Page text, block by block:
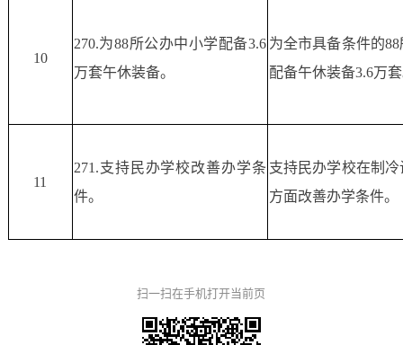
10
270.为88所公办中小学配备3.6
万套午休装备。
为全市具备条件的
配备午休装备3.6万
11
271.支持民办学校改善办学条
件。
支持民办学校在制
方面改善办学条件。
扫一扫在手机打开当前页